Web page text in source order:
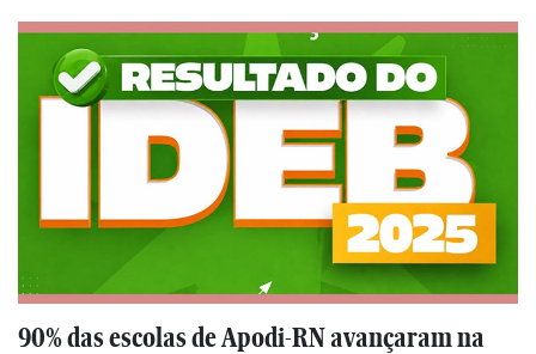
90% das escolas de Apodi-RN avançaram na